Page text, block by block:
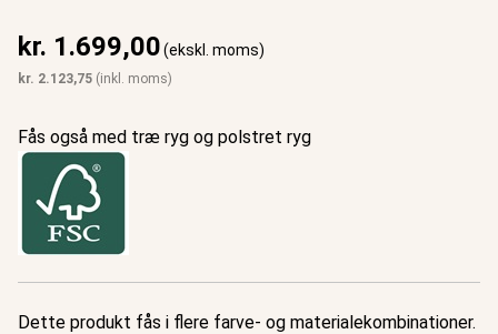
kr. 1.699,00(ekskl. moms)
kr. 2.123,75 (inkl. moms)
Fås også med træ ryg og polstret ryg
Dette produkt fås i flere farve- og materialekombinationer.